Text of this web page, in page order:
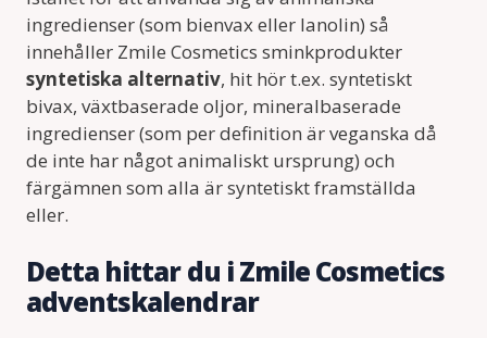
ingredienser (som bienvax eller lanolin) så
innehåller Zmile Cosmetics sminkprodukter
syntetiska alternativ, hit hör t.ex. syntetiskt
bivax, växtbaserade oljor, mineralbaserade
ingredienser (som per definition är veganska då
de inte har något animaliskt ursprung) och
färgämnen som alla är syntetiskt framställda
eller.
Detta hittar du i Zmile Cosmetics
adventskalendrar